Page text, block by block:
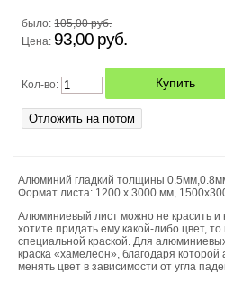
ЛИСТЫ НЕРЖАВЕЮЩЕЙ СТАЛИ
ТЕЛЕЖКА САДОВАЯ
ПЭТ
ШЕЗЛОНГИ
было: 105,00 руб.
Цена: 93,00 руб.
Кол-во:
Алюминий гладкий толщины
Формат листа: 1200 х 3000 мм,
Алюминиевый лист можно не красить и
хотите придать ему какой-либо цвет,
специальной краской. Для
краска «хамелеон», благодаря
менять цвет в зависимости от угла